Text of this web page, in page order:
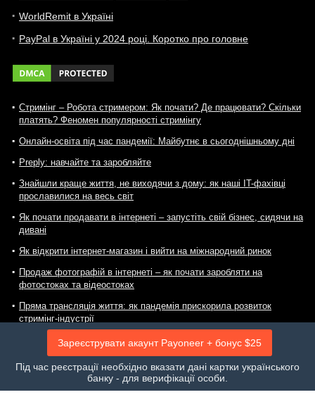
Зареєструвати акаунт Payoneer + бонус $25
Під час реєстрації необхідно вказати дані картки українського
банку - для верифікації особи.
WorldRemit в Україні
PayPal в Україні у 2024 році. Коротко про головне
Стримінг – Робота стримером: Як почати? Де працювати? Скільки
платять? Феномен популярності стримінгу
Онлайн-освіта під час пандемії: Майбутнє в сьогоднішньому дні
Preply: навчайте та заробляйте
Знайшли краще життя, не виходячи з дому: як наші IT-фахівці
прославилися на весь світ
Як почати продавати в інтернеті – запустіть свій бізнес, сидячи на
дивані
Як відкрити інтернет-магазин і вийти на міжнародний ринок
Продаж фотографій в інтернеті – як почати заробляти на
фотостоках та відеостоках
Пряма трансляція життя: як пандемія прискорила розвиток
стримінг-індустрії
Помах пензля: як художнику продати картину онлайн?
відеоіграх
Фотостоки для заробітку: 29 майданчиків для продажу